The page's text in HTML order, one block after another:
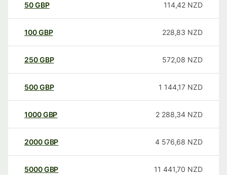
50GBP 114,42 NZD
100GBP 228,83 NZD
250GBP 572,08 NZD
500GBP 1 144,17 NZD
1000GBP 2 288,34 NZD
2000GBP 4 576,68 NZD
5000GBP 11 441,70 NZD